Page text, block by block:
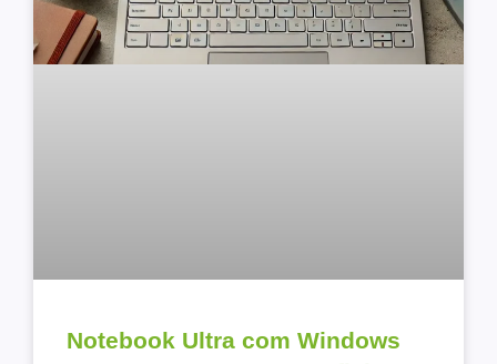
Notebook Ultra com Windows